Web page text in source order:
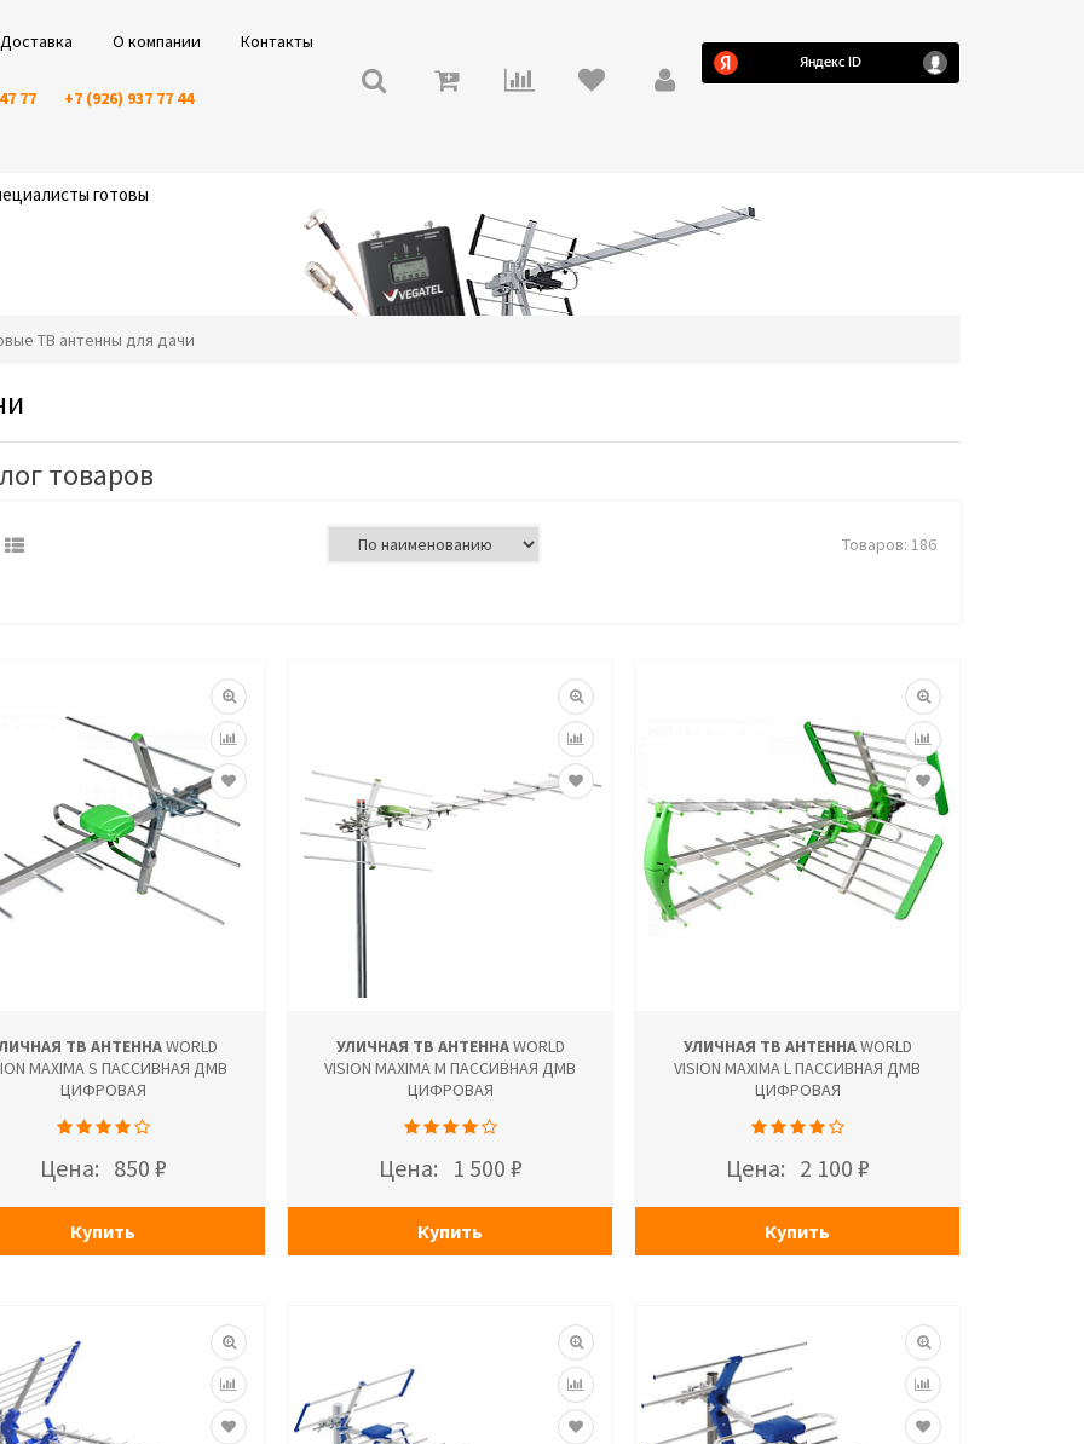
Доставка О компании Контакты
77 +7 (926) 937 77 44
готовы
ТВ антенны для дачи
товаров
Товаров: 186
ТВ АНТЕННАWORLD
MAXIMA S ПАССИВНАЯ ДМВ
ЦИФРОВАЯ
Цена: 850 ₽
Купить
УЛИЧНАЯ ТВ АНТЕННАWORLD
VISION MAXIMA M ПАССИВНАЯ ДМВ
ЦИФРОВАЯ
Цена: 1 500 ₽
Купить
УЛИЧНАЯ ТВ АНТЕННАWORLD
VISION MAXIMA L ПАССИВНАЯ ДМВ
ЦИФРОВАЯ
Цена: 2 100 ₽
Купить